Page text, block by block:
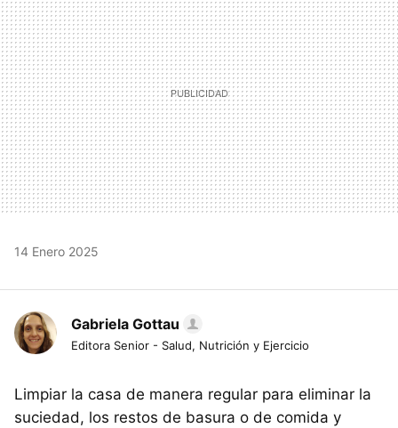
14 Enero 2025
Gabriela Gottau
Editora Senior - Salud, Nutrición y Ejercicio
Limpiar la casa de manera regular para eliminar la
suciedad, los restos de basura o de comida y